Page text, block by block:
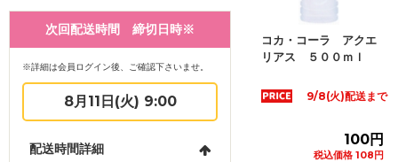
次回配送時間 締切日時※
※詳細は会員ログイン後、ご確認下さいませ。
8月11日(火) 9:00
配送時間詳細
コカ・コーラ アクエ
リアス ５００ｍｌ
9/8(火)配送まで
100円
税込価格 108円